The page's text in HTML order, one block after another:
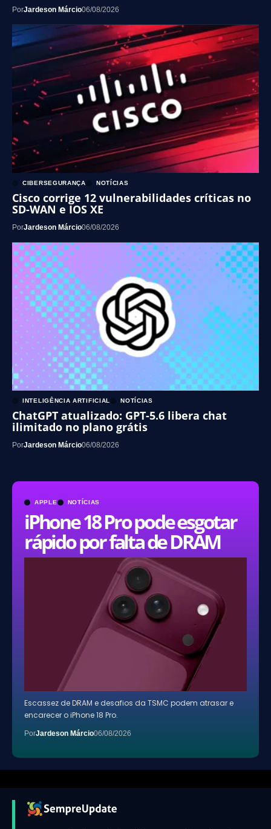
APPLE NOTÍCIAS
iPhone 18 Pro pode esgotar
rápido por falta de DRAM
Escassez de DRAM e desafios da TSMC podem atrasar e
encarecer o iPhone 18 Pro.
PorJardeson Márcio06/08/2026
PorJardeson Márcio06/08/2026
CIBERSEGURANÇA NOTÍCIAS
Cisco corrige 12 vulnerabilidades críticas no
SD-WAN e IOS XE
PorJardeson Márcio06/08/2026
INTELIGÊNCIA ARTIFICIAL NOTÍCIAS
ChatGPT atualizado: GPT-5.6 libera chat
ilimitado no plano grátis
PorJardeson Márcio06/08/2026